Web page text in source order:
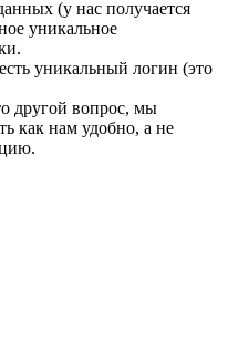
(у нас получается
уникальное
уникальный логин (это
другой вопрос, мы
как нам удобно, а не